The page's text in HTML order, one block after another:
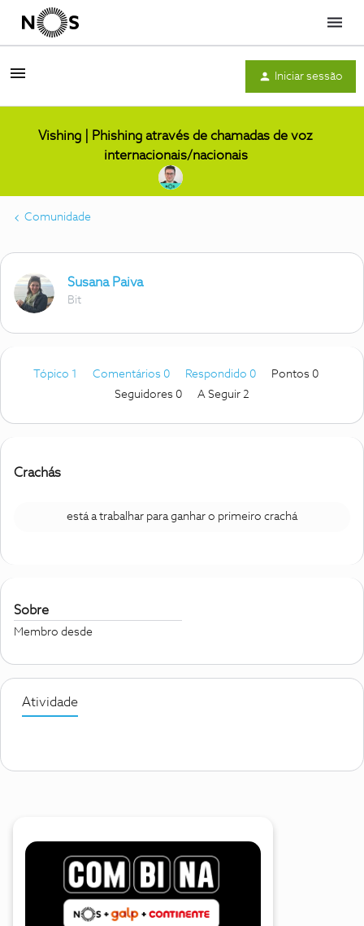
Menu
Iniciar sessão
Vishing | Phishing através de chamadas de voz
internacionais/nacionais
Comunidade
Susana Paiva
Bit
Tópico 1 Comentários 0 Respondido 0
Pontos 0
Seguidores 0 A Seguir 2
Crachás
está a trabalhar para ganhar o primeiro crachá
Sobre
Membro desde
Atividade